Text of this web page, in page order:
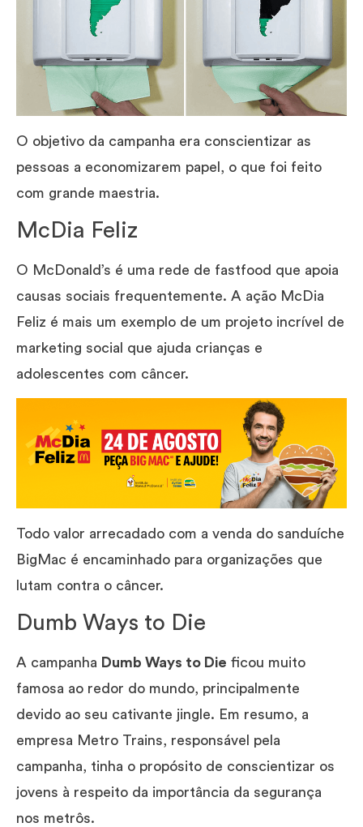
O objetivo da campanha era conscientizar as
pessoas a economizarem papel, o que foi feito
com grande maestria.
McDia Feliz
O McDonald’s é uma rede de fastfood que apoia
causas sociais frequentemente. A ação McDia
Feliz é mais um exemplo de um projeto incrível de
marketing social que ajuda crianças e
adolescentes com câncer.
Todo valor arrecadado com a venda do sanduíche
BigMac é encaminhado para organizações que
lutam contra o câncer.
Dumb Ways to Die
A campanha Dumb Ways to Die ficou muito
famosa ao redor do mundo, principalmente
devido ao seu cativante jingle. Em resumo, a
empresa Metro Trains, responsável pela
campanha, tinha o propósito de conscientizar os
jovens à respeito da importância da segurança
nos metrôs.